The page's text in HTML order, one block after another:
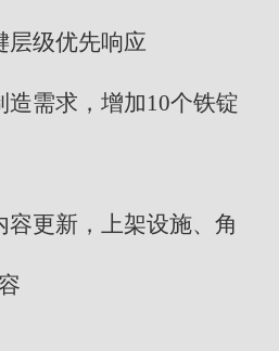
层级优先响应
造需求，增加10个铁锭
更新，上架设施、角